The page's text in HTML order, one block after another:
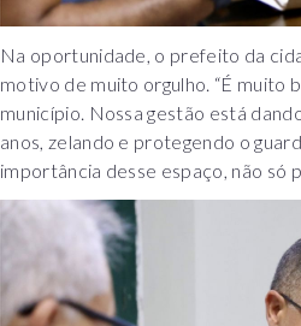
Na oportunidade, o prefeito da
motivo de muito orgulho. “É muito
município. Nossa gestão está
anos, zelando e protegendo o
importância desse espaço, não só